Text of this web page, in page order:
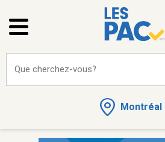
Montréal
Que cherchez-vous?